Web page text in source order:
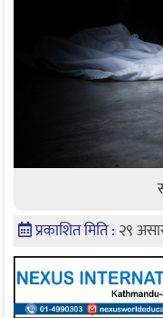
प्रकाशित मिति : २९